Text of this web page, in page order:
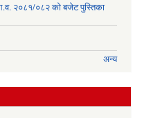
२०८१/०८२ को बजेट पुस्तिका
अन्य